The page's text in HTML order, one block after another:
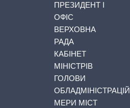
ПРЕЗИДЕНТ І
ОФІС
ВЕРХОВНА
РАДА
КАБІНЕТ
МІНІСТРІВ
ГОЛОВИ
ОБЛАДМІНІСТРАЦІЙ
МЕРИ МІСТ